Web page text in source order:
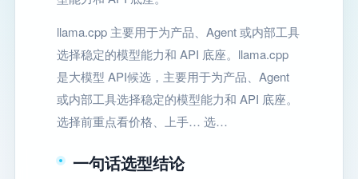
llama.cpp 主要用于为产品、Agent 或内部工具
选择稳定的模型能力和 API 底座。llama.cpp
是大模型 API候选，主要用于为产品、Agent
或内部工具选择稳定的模型能力和 API 底座。
选择前重点看价格、上手… 选…
一句话选型结论